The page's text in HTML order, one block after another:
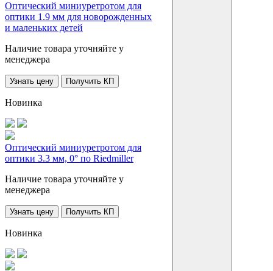
Оптический миниуретротом для
оптики 1.9 мм для новорожденных
и маленьких детей
Наличие товара уточняйте у
менеджера
Узнать цену Получить КП
Новинка
Оптический миниуретротом для
оптики 3.3 мм, 0° по Riedmiller
Наличие товара уточняйте у
менеджера
Узнать цену Получить КП
Новинка